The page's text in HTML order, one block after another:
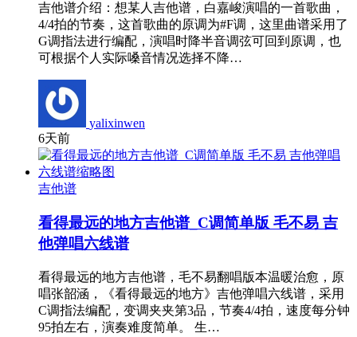
吉他谱介绍：想某人吉他谱，白嘉峻演唱的一首歌曲，
4/4拍的节奏，这首歌曲的原调为#F调，这里曲谱采用了
G调指法进行编配，演唱时降半音调弦可回到原调，也
可根据个人实际嗓音情况选择不降…
yalixinwen
6天前
吉他谱
看得最远的地方吉他谱_C调简单版 毛不易 吉
他弹唱六线谱
看得最远的地方吉他谱，毛不易翻唱版本温暖治愈，原
唱张韶涵，《看得最远的地方》吉他弹唱六线谱，采用
C调指法编配，变调夹夹第3品，节奏4/4拍，速度每分钟
95拍左右，演奏难度简单。 生…